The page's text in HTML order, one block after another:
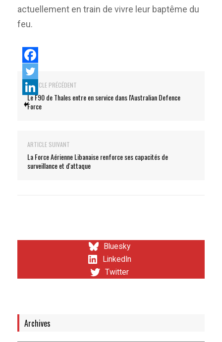
actuellement en train de vivre leur baptême du
feu.
ARTICLE PRÉCÉDENT
Le F90 de Thales entre en service dans l'Australian Defence
Force
ARTICLE SUIVANT
La Force Aérienne Libanaise renforce ses capacités de
surveillance et d'attaque
Bluesky
LinkedIn
Twitter
Archives